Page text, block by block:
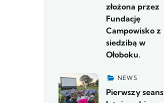
złożona przez
Fundację
Campowisko z
siedzibą w
Ołoboku.
NEWS
Pierwszy seans